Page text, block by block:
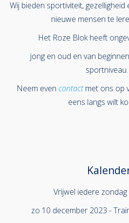
Wij bieden sportiviteit, gezelligheid
nieuwe mensen te
Het Roze Blok heeft
jong en oud en van
sportniveau.
Neem even contactmet ons op
eens langs wilt
Vrijwel iedere zondag
zo 10 december 2023 -